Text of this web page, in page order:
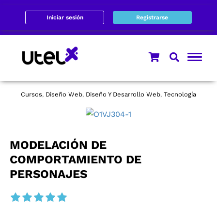
Iniciar sesión Registrarse
Cursos, Diseño Web, Diseño Y Desarrollo Web, Tecnología
MODELACIÓN DE
COMPORTAMIENTO DE
PERSONAJES